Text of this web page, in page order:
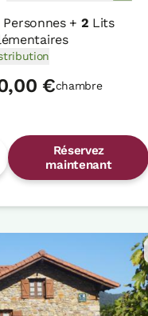
Personnes + 2 Lits
€chambre
Réservez
maintenant